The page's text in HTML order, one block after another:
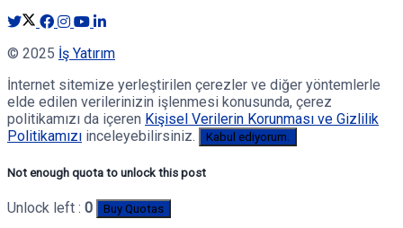
© 2025 İş Yatırım
İnternet sitemize yerleştirilen çerezler ve diğer yöntemlerle
elde edilen verilerinizin işlenmesi konusunda, çerez
politikamızı da içeren Kişisel Verilerin Korunması ve Gizlilik
Politikamızı inceleyebilirsiniz. Kabul ediyorum.
Not enough quota to unlock this post
Unlock left : 0 Buy Quotas